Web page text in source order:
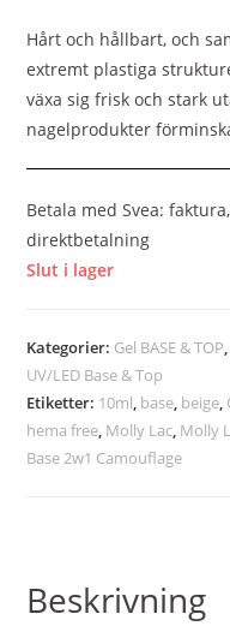
Hårt och hållbart, och
extremt plastiga
växa sig frisk och stark
nagelprodukter
Betala med Svea:
direktbetalning
Slut i lager
Kategorier: Gel BASE & TOP,
UV/LED Base & Top
Etiketter: 10ml, base, beige,
hema free, Molly Lac, Molly
Base 2w1 Camouflage
Beskrivning